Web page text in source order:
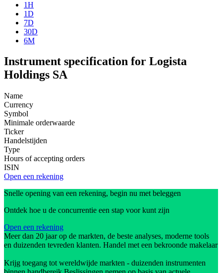
1H
1D
7D
30D
6M
Instrument specification for Logista
Holdings SA
Name
Currency
Symbol
Minimale orderwaarde
Ticker
Handelstijden
Type
Hours of accepting orders
ISIN
Open een rekening
Snelle opening van een rekening, begin nu met beleggen
Ontdek hoe u de concurrentie een stap voor kunt zijn
Open een rekening
Meer dan 20 jaar op de markten, de beste analyses, moderne tools
en duizenden tevreden klanten. Handel met een bekroonde makelaar
Krijg toegang tot wereldwijde markten - duizenden instrumenten